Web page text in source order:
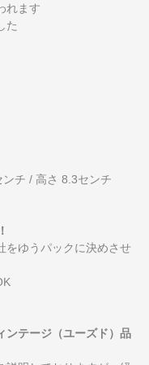
れます
た
チ / 高さ 8.3センチ
をゆうパックに決めさせ
ンテージ（ユーズド）品